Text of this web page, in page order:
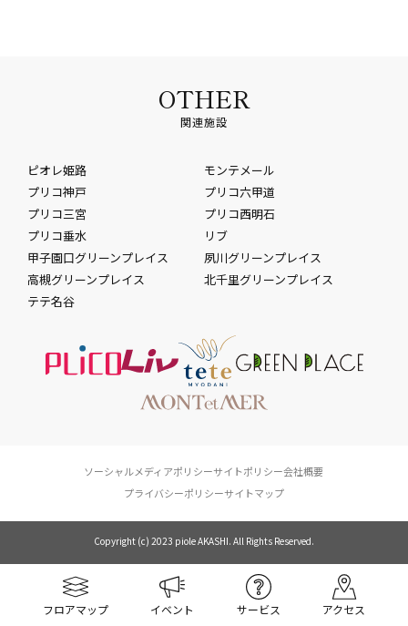
フロアマップ イベント サービス アクセス
OTHER
関連施設
ピオレ姫路
モンテメール
プリコ神戸
プリコ六甲道
プリコ三宮
プリコ西明石
プリコ垂水
リブ
甲子園口グリーンプレイス
夙川グリーンプレイス
高槻グリーンプレイス
北千里グリーンプレイス
テテ名谷
ソーシャルメディアポリシーサイトポリシー会社概要
プライバシーポリシーサイトマップ
Copyright (c) 2023 piole AKASHI. All Rights Reserved.